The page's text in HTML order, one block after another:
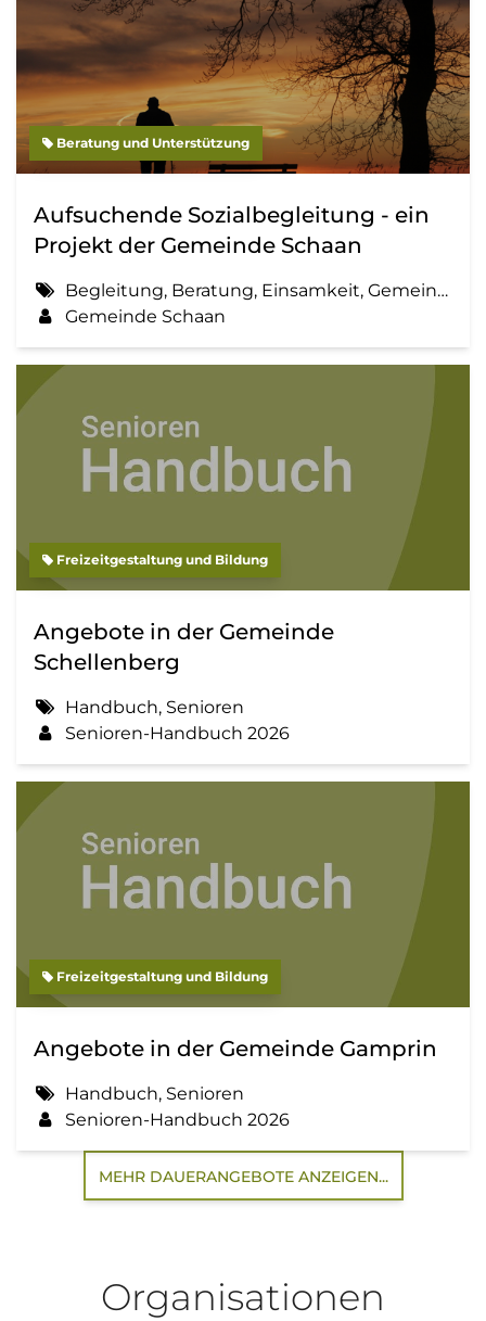
Beratung und Unterstützung
Aufsuchende Sozialbegleitung - ein
Projekt der Gemeinde Schaan
Begleitung, Beratung, Einsamkeit, Gemeinde, Information, Sozialbegleitung
Gemeinde Schaan
Freizeitgestaltung und Bildung
Angebote in der Gemeinde
Schellenberg
Handbuch, Senioren
Senioren-Handbuch 2026
Freizeitgestaltung und Bildung
Angebote in der Gemeinde Gamprin
Handbuch, Senioren
Senioren-Handbuch 2026
MEHR DAUERANGEBOTE ANZEIGEN...
Organisationen